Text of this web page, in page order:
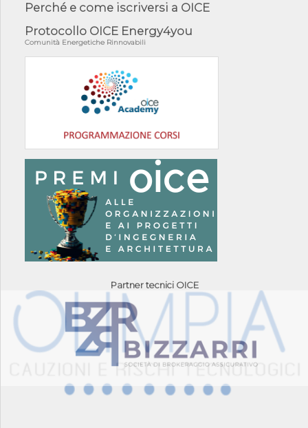
Perché e come iscriversi a OICE
Protocollo OICE Energy4you
Comunità Energetiche Rinnovabili
Partner tecnici OICE